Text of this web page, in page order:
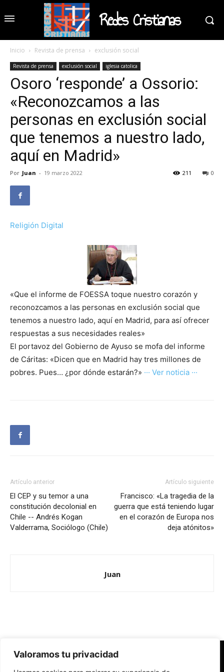
Valoramos tu privacidad
Redes Cristianas
Inicio Revista de prensa exclusión social
Revista de prensa exclusión social iglesia catolica
Osoro ‘responde’ a Ossorio:
«Reconozcamos a las
personas en exclusión social
que tenemos a nuestro lado,
aquí en Madrid»
Por Juan - 19 marzo 2022 0
211
Religión Digital
«Que el informe de FOESSA toque nuestro corazón y
reconozcamos a las personas en exclusión social que
tenemos a nuestro lado, aquí en Madrid, para así ofrecer
respuestas a sus necesidades reales»
El portavoz del Gobierno de Ayuso se mofa del informe
de Cáritas: «Dicen que en Madrid hay tres millones de
pobres. Pues… ¿por dónde estarán?» ··· Ver noticia ···
Artículo anterior
El CEP y su temor a una
constitución decolonial en
Chile -- Andrés Kogan
Valderrama, Sociólogo (Chile)
Artículo siguiente
Francisco: «La tragedia de la
guerra que está teniendo lugar
en el corazón de Europa nos
deja atónitos»
Juan
Redes Cristianas